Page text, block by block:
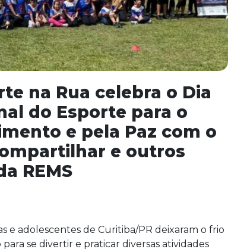
na Rua celebra o Dia
do Esporte para o
e pela Paz com o
e outros
REMS
e adolescentes de Curitiba/PR deixaram o frio
se divertir e praticar diversas atividades